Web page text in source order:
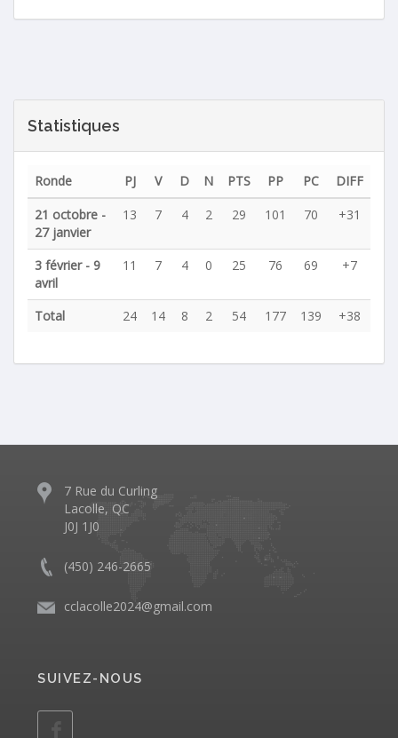
Statistiques
Ronde PJ V D N PTS PP PC
DIFF
21 octobre -
27 janvier
13 7 4 2 29 101 70 +31
3 février - 9
avril
11 7 4 0 25 76 69 +7
Total 24 14 8 2 54 177 139 +38
7 Rue du Curling
Lacolle, QC
J0J 1J0
(450) 246-2665
cclacolle2024@gmail.com
SUIVEZ-NOUS